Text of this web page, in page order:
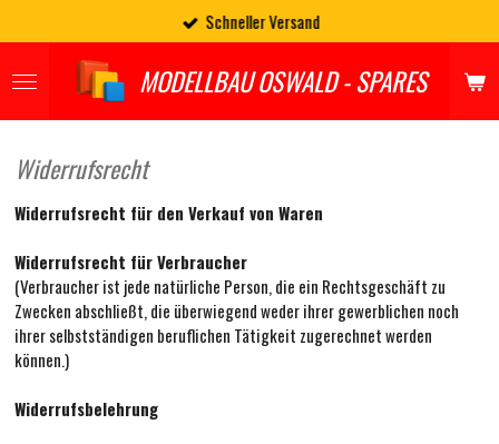
Hauptinhalt
springen
MODELLBAU OSWALD - SPARES
Schneller Versand
Widerrufsrecht
Widerrufsrecht für den Verkauf von Waren
Widerrufsrecht für Verbraucher
(Verbraucher ist jede natürliche Person, die ein Rechtsgeschäft zu
Zwecken abschließt, die überwiegend weder ihrer gewerblichen noch
ihrer selbstständigen beruflichen Tätigkeit zugerechnet werden
können.)
Widerrufsbelehrung